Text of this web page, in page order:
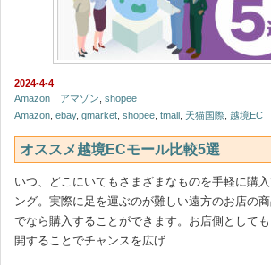
2024-4-4
Amazon アマゾン shopee
Amazon ebay, gmarket shopee tmall 天猫国際 越境EC
オススメ越境ECモール比較5選
いつ、どこにいてもさまざまなものを手軽に購
ング。実際に足を運ぶのが難しい遠方のお店の
でなら購入することができます。お店側として
開することでチャンスを広げ…